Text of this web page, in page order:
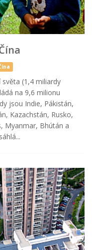
(1,4 miliardy
na 9,6 milionu
jsou Indie, Pákistán,
Kazachstán, Rusko,
Myanmar, Bhútán a